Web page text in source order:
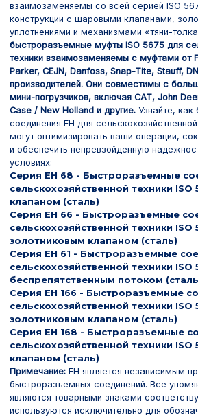
взаимозаменяемы со всей серией ISO
конструкции с шаровыми клапанами,
уплотнениями и механизмами «тяни-
быстроразъемные муфты ISO 5675 для
техники взаимозаменяемы с муфтами от
Parker, CEJN, Danfoss, Snap-Tite, Stauff,
производителей. Они совместимы с
мини-погрузчиков, включая CAT, John
Case / New Holland и другие. Узнайте,
соединения EH для
могут оптимизировать ваши операции,
и обеспечить непревзойденную
условиях:
Серия EH 68 - Быстроразъемные
сельскохозяйственной техники
клапаном (сталь)
Серия EH 66 - Быстроразъемные
сельскохозяйственной техники ISO
золотниковым клапаном (сталь)
Серия EH 61 - Быстроразъемные
сельскохозяйственной техники ISO
беспрепятственным потоком
Серия EH 166 - Быстроразъемные
сельскохозяйственной техники ISO
золотниковым клапаном (сталь)
Серия EH 168 - Быстроразъемные
сельскохозяйственной техники
клапаном (сталь)
Примечание: EH является независимым
быстроразъемных соединений. Все
являются товарными знаками
используются исключительно для